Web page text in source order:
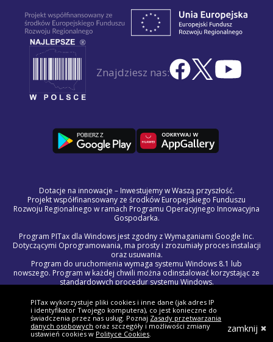
Znajdziesz nas:
Dotacje na innowacje – Inwestujemy w Waszą przyszłość.
Projekt współfinansowany ze środków Europejskiego Funduszu
Rozwoju Regionalnego w ramach Programu Operacyjnego Innowacyjna
Gospodarka.
Program PITax dla Windows jest zgodny z Wymaganiami Google Inc.
Dotyczącymi Oprogramowania, ma prosty i zrozumiały proces instalacji
oraz usuwania.
Program do uruchomienia wymaga systemu Windows 8.1 lub
nowszego. Program w każdej chwili można odinstalować korzystając ze
standardowych procedur systemu Windows.
Świadczenia Usług Drogą Elektroniczną.
W razie wystąpienia problemów technicznych lub błędów w programie,
prosimy o kontakt z naszym zespołem wsparcia pod adresem
pomoc@pitax.pl.
PITax wykorzystuje pliki cookies i inne dane (jak adres IP
i identyfikator Twojego komputera), co jest konieczne do
świadczenia przez nas usług. Poznaj Zasady przetwarzania
danych osobowych oraz szczegóły i możliwości zmiany
ustawień cookies w Polityce Cookies. zamknij